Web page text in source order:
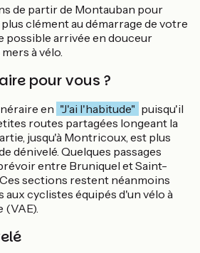
de partir de Montauban pour
plus clément au démarrage de votre
possible arrivée en douceur
mers à vélo.
pour vous ?
en "J'ai l'habitude" puisqu'il
routes partagées longeant la
jusqu'à Montricoux, est plus
dénivelé. Quelques passages
entre Bruniquel et Saint-
sections restent néanmoins
aux cyclistes équipés d'un vélo à
(VAE).